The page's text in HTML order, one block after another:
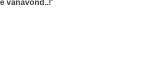
vanavond..!'